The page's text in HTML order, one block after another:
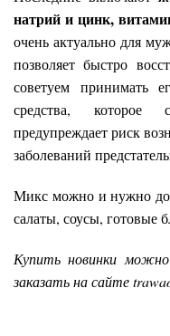
натрий и цинк,
очень актуально для
позволяет быстро
советуем принимать
средства, которое
предупреждает риск
заболеваний
Микс можно и нужно
салаты, соусы, готовые
Купить новинки
заказать на сайте